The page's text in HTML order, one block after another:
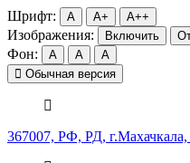
Шрифт: A A+ A++
Изображения: Включить
Фон: A A
A
Обычная версия
367007, РФ, РД, г.Махачкала,